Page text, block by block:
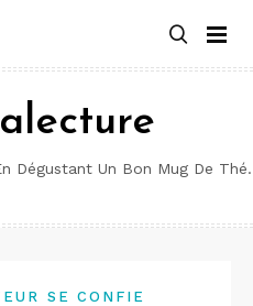
Dégustant Un Bon Mug De Thé.
SE CONFIE